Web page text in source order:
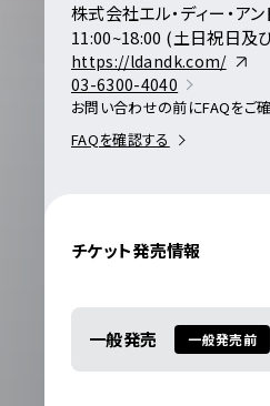
株式会社エル・ディー・ア
11:00~18:00 (土日祝日及
https://ldandk.com/
03-6300-4040
お問い合わせの前にFAQをご確
FAQを確認する
チケット発売情報
一般発売 一般発売前